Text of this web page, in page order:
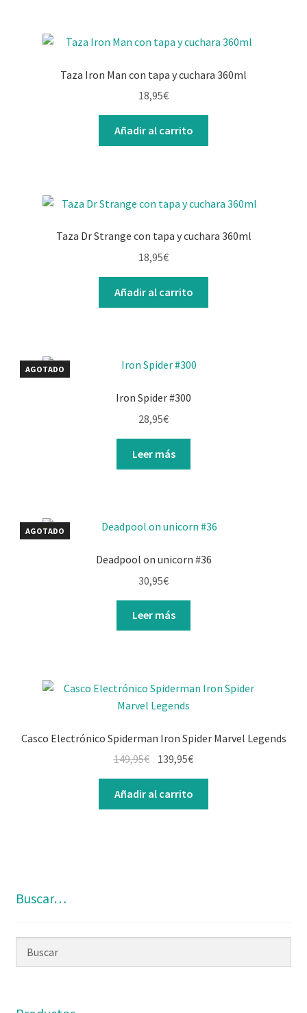
Taza Iron Man con tapa y cuchara 360ml
18,95€
Añadir al carrito
Taza Dr Strange con tapa y cuchara 360ml
18,95€
Añadir al carrito
AGOTADO
Iron Spider #300
28,95€
Leer más
AGOTADO
Deadpool on unicorn #36
30,95€
Leer más
Casco Electrónico Spiderman Iron Spider Marvel Legends
149,95€ El
precio
original
era:
139,95€El
precio
es:
Añadir al carrito
Buscar…